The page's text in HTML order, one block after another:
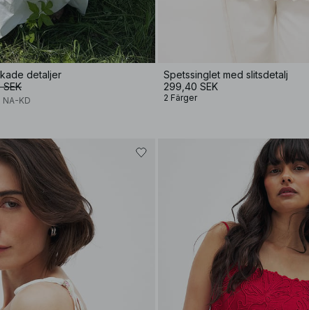
detaljer
NA-KD
Spetssinglet med slitsdetalj
299,40 SEK
2 Färger